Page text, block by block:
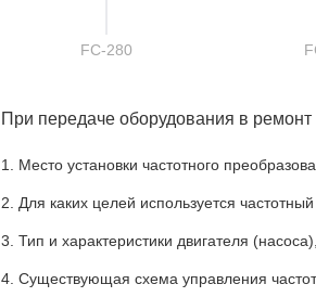
FC-280
При передаче оборудования в
1. Место установки частотного
2. Для каких целей используется
3. Тип и характеристики двигателя
4. Существующая схема управления